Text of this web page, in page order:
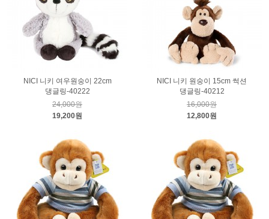
NICI 니키 여우원숭이 22cm
댕글링-40222
24,000원
19,200원
NICI 니키 원숭이 15cm 썩션
댕글링-40212
16,000원
12,800원